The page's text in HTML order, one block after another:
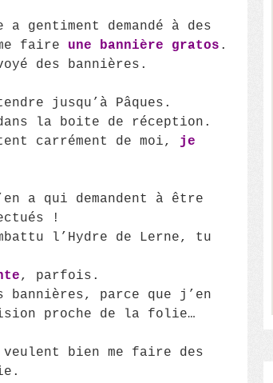
gentiment demandé à des
faire une bannière gratos .
des bannières.
jusqu’à Pâques.
la boite de réception.
carrément de moi, je
a qui demandent à être
!
l’Hydre de Lerne, tu
, parfois.
parce que j’en
proche de la folie…
bien me faire des